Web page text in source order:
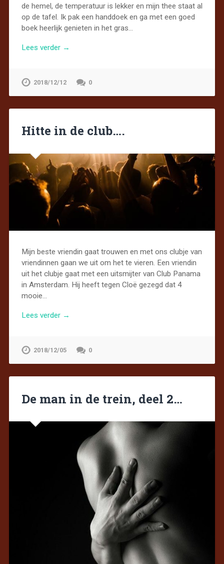
de hemel, de temperatuur is lekker en mijn thee staat al
op de tafel. Ik pak een handdoek en ga met een goed
boek heerlijk genieten in het gras…
Lees verder →
2018/12/12 0
Hitte in de club….
Mijn beste vriendin gaat trouwen en met ons clubje van
vriendinnen gaan we uit om het te vieren. Een vriendin
uit het clubje gaat met een uitsmijter van Club Panama
in Amsterdam. Hij heeft tegen Cloë gezegd dat 4
mooie…
Lees verder →
2018/12/05 0
De man in de trein, deel 2…